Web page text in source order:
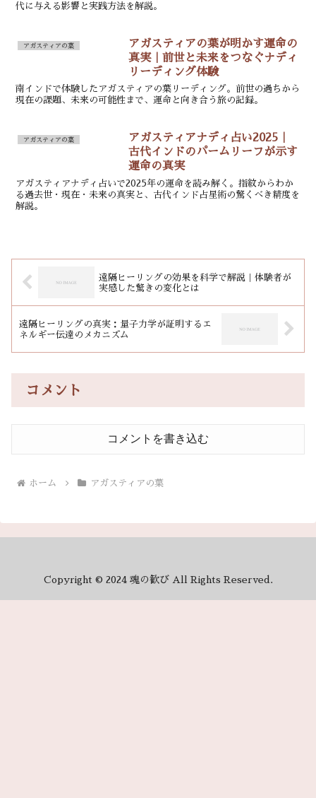
代に与える影響と実践方法を解説。
アガスティアの葉
アガスティアの葉が明かす運命の
真実｜前世と未来をつなぐナディ
リーディング体験
南インドで体験したアガスティアの葉リーディング。前世の過ちから
現在の課題、未来の可能性まで、運命と向き合う旅の記録。
アガスティアの葉
アガスティアナディ占い2025｜
古代インドのパームリーフが示す
運命の真実
アガスティアナディ占いで2025年の運命を読み解く。指紋からわか
る過去世・現在・未来の真実と、古代インド占星術の驚くべき精度を
解説。
遠隔ヒーリングの効果を科学で解説｜体験者が
実感した驚きの変化とは
遠隔ヒーリングの真実：量子力学が証明するエ
ネルギー伝達のメカニズム
コメント
コメントを書き込む
ホーム アガスティアの葉
Copyright © 2024 魂の歓び All Rights Reserved.